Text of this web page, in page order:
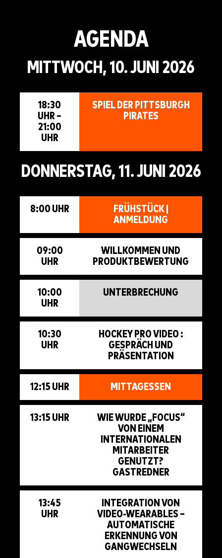
AGENDA
MITTWOCH, 10. JUNI 2026
18:30
UHR –
21:00
UHR
SPIEL DER PITTSBURGH
PIRATES
DONNERSTAG, 11. JUNI 2026
8:00 UHR
FRÜHSTÜCK |
ANMELDUNG
09:00
UHR
WILLKOMMEN UND
PRODUKTBEWERTUNG
10:00
UHR
UNTERBRECHUNG
10:30
UHR
HOCKEY PRO VIDEO :
GESPRÄCH UND
PRÄSENTATION
12:15 UHR MITTAGESSEN
13:15 UHR
WIE WURDE „FOCUS“
VON EINEM
INTERNATIONALEN
MITARBEITER
GENUTZT?
GASTREDNER
13:45
UHR
INTEGRATION VON
VIDEO-WEARABLES –
AUTOMATISCHE
ERKENNUNG VON
GANGWECHSELN